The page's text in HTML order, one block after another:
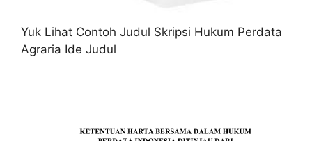
Yuk Lihat Contoh Judul Skripsi Hukum Perdata
Agraria Ide Judul